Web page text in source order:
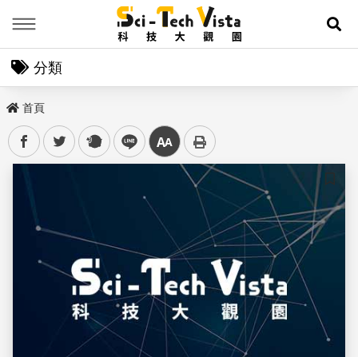
展
分類
首頁
facebooktwitter plurk line 中
儲存